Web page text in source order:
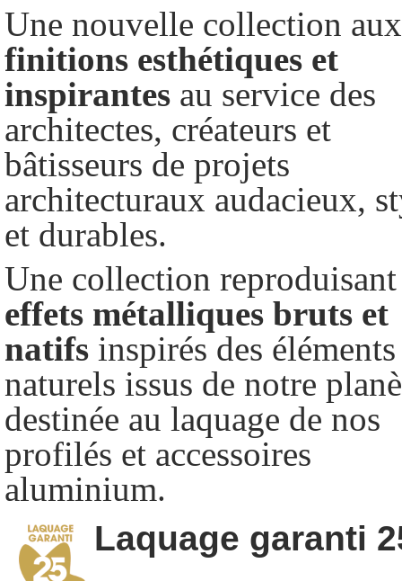
Une nouvelle collection aux
finitions esthétiques et
inspirantes au service des
architectes, créateurs et
bâtisseurs de projets
architecturaux audacieux,
et durables.
Une collection
effets métalliques bruts et
natifs inspirés des éléments
naturels issus de notre
destinée au laquage de nos
profilés et accessoires
aluminium.
Laquage garanti